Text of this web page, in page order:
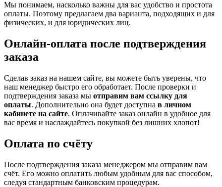
Мы понимаем, насколько важны для вас удобство и простота
оплаты. Поэтому предлагаем два варианта, подходящих и для
физических, и для юридических лиц.
Онлайн-оплата после подтверждения
заказа
Сделав заказ на нашем сайте, вы можете быть уверены, что
наш менеджер быстро его обработает. После проверки и
подтверждения заказа мы отправим вам ссылку для
оплаты. Дополнительно она будет доступна в личном
кабинете на сайте. Оплачивайте заказ онлайн в удобное для
вас время и наслаждайтесь покупкой без лишних хлопот!
Оплата по счёту
После подтверждения заказа менеджером мы отправим вам
счёт. Его можно оплатить любым удобным для вас способом,
следуя стандартным банковским процедурам.